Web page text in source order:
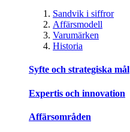
Sandvik i siffror
Affärsmodell
Varumärken
Historia
Syfte och strategiska mål
Expertis och innovation
Affärsområden